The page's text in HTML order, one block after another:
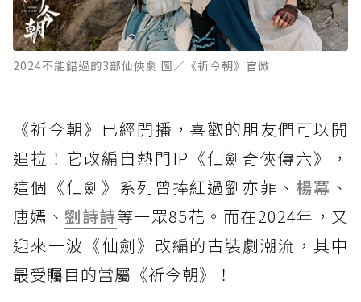
2024不能錯過的3部仙俠劇 圖／《祈今朝》官微
《祈今朝》已經開播，喜歡的朋友們可以開
追拉！它改編自熱門IP《仙劍奇俠傳六》，
這個《仙劍》系列曾捧紅過劉亦菲、 楊冪 、
唐嫣、 劉詩詩等一眾85花。而在2024年，又
迎來一波《仙劍》改編的古裝劇潮流，其中
最受矚目的當屬《祈今朝》！